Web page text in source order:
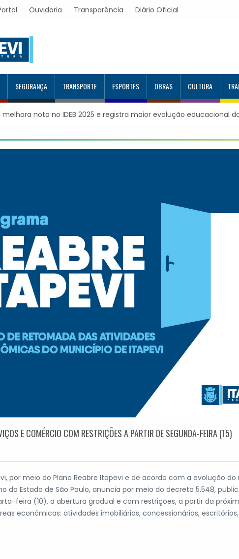
Ouvidoria Transparência Diário Oficial
SEGURANÇA TRANSPORTE ESPORTES OBRAS CULTURA
regiãoItapevi forma mais 120 estudantes no Programa Aluno Tutor
E COMÉRCIO COM RESTRIÇÕES A PARTIR DE SEGUNDA-FEIRA (15)
por meio do Plano Reabre Itapevi e de acordo com a evolução
do Estado de São Paulo, anuncia por meio do decreto 5.548,
feira (10), a abertura gradual e com restrições, a partir da
econômicas: atividades imobiliárias, concessionárias,